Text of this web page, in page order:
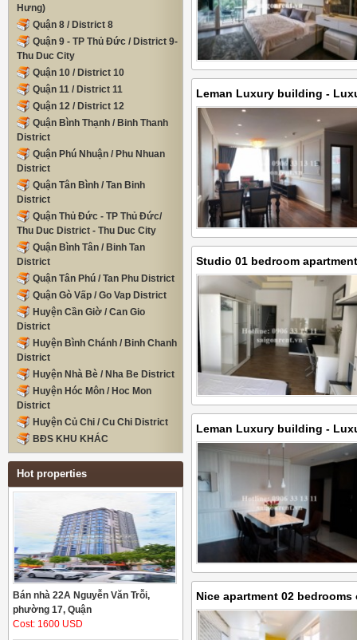
Hưng)
Quận 8 / District 8
Quận 9 - TP Thủ Đức / District 9-
Thu Duc City
Quận 10 / District 10
Quận 11 / District 11
Quận 12 / District 12
Quận Bình Thạnh / Binh Thanh
District
Quận Phú Nhuận / Phu Nhuan
District
Quận Tân Bình / Tan Binh
District
Quận Thủ Đức - TP Thủ Đức/
Thu Duc District - Thu Duc City
Quận Bình Tân / Binh Tan
District
Quận Tân Phú / Tan Phu District
Quận Gò Vấp / Go Vap District
Huyện Cần Giờ / Can Gio
District
Huyện Bình Chánh / Binh Chanh
District
Huyện Nhà Bè / Nha Be District
Huyện Hóc Môn / Hoc Mon
District
Huyện Củ Chi / Cu Chi District
BĐS KHU KHÁC
Hot properties
Bán nhà 22A Nguyễn Văn Trỗi,
phường 17, Quận
Cost: 1600 USD
Leman Luxury building -
bedrooms on 22th floor for
Chieu street, District 3 -
Studio 01 bedroom
on Tran Huy Lieu street,
300 USD
Leman Luxury building -
bedrooms on 16th floor for
Chieu street, District 3 -
Nice apartment 02
Vo Van Tan Street, District 3 -